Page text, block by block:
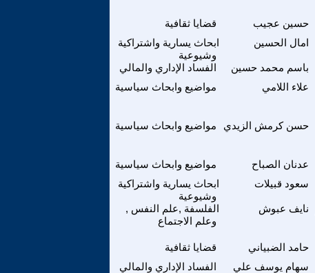
قضايا ثقافية حسين عجيب
ابحاث يسارية واشتراكية
وشيوعية
امال الحسين
الفساد الإداري والمالي باسم محمد حسين
مواضيع وابحاث سياسية
علاء اللامي
مواضيع وابحاث سياسية حسن كرمش الزيدي
مواضيع وابحاث سياسية عدنان الصباح
ابحاث يسارية واشتراكية
وشيوعية
سعود قبيلات
الفلسفة ,علم النفس ,
وعلم الاجتماع
نايف عبوش
قضايا ثقافية حامد الضبياني
الفساد الإداري والمالي
سهام يوسف علي